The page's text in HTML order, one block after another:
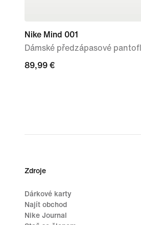
Nike Mind 001
Dámské předzápasové
89,99 €
89,99 €
Zdroje
Dárkové karty
Najít obchod
Nike Journal